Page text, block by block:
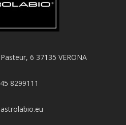
6 37135 VERONA
8299111